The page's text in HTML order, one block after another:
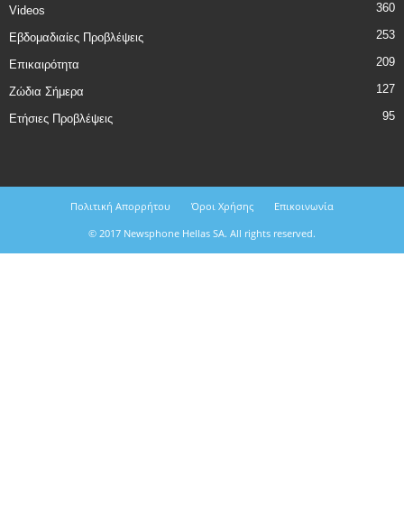
Videos 360
Εβδομαδιαίες Προβλέψεις 253
Επικαιρότητα 209
Ζώδια Σήμερα 127
Ετήσιες Προβλέψεις 95
Πολιτική Απορρήτου Όροι Χρήσης
Επικοινωνία
© 2017 Newsphone Hellas SA. All rights reserved.